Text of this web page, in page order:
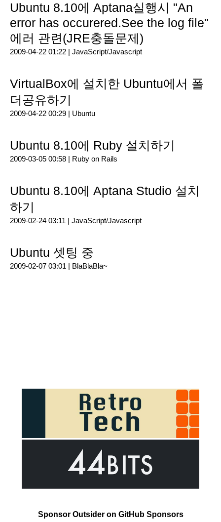
Ubuntu 8.10에 Aptana실행시 "An
error has occurered.See the log file"
에러 관련(JRE충돌문제)
2009-04-22 01:22 | JavaScript/Javascript
VirtualBox에 설치한 Ubuntu에서 폴
더공유하기
2009-04-22 00:29 | Ubuntu
Ubuntu 8.10에 Ruby 설치하기
2009-03-05 00:58 | Ruby on Rails
Ubuntu 8.10에 Aptana Studio 설치
하기
2009-02-24 03:11 | JavaScript/Javascript
Ubuntu 셋팅 중
2009-02-07 03:01 | BlaBlaBla~
Sponsor Outsider on GitHub Sponsors